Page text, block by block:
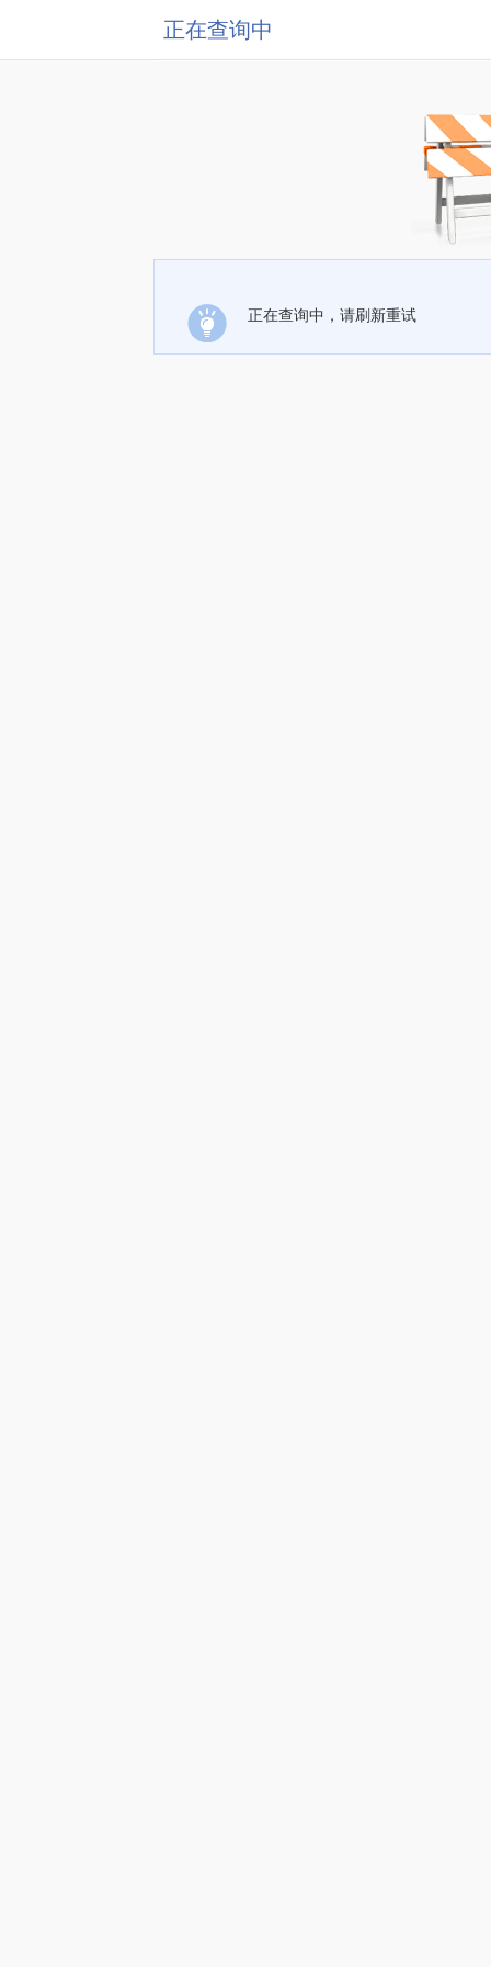
正在查询中
正在查询中，请刷新重试